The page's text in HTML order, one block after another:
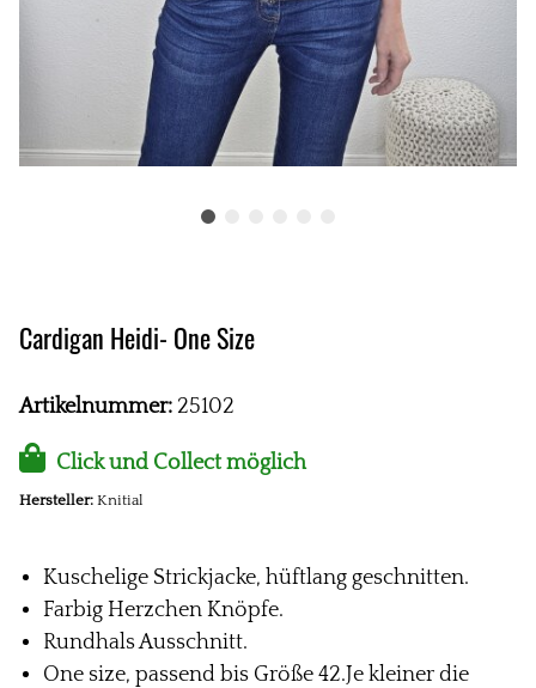
Cardigan Heidi- One Size
Artikelnummer: 25102
Click und Collect möglich
Hersteller: Knitial
Kuschelige Strickjacke, hüftlang geschnitten.
Farbig Herzchen Knöpfe.
Rundhals Ausschnitt.
One size, passend bis Größe 42.Je kleiner die